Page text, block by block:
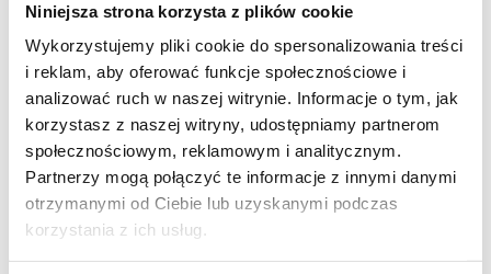
Niniejsza strona korzysta z plików cookie
Wykorzystujemy pliki cookie do spersonalizowania treści
i reklam, aby oferować funkcje społecznościowe i
analizować ruch w naszej witrynie. Informacje o tym, jak
korzystasz z naszej witryny, udostępniamy partnerom
społecznościowym, reklamowym i analitycznym.
Partnerzy mogą połączyć te informacje z innymi danymi
otrzymanymi od Ciebie lub uzyskanymi podczas
korzystania z ich usług.
Capitol by Night
Dla dzieci i młodzieży
TANI PONIEDZIAŁEK
Spektakle z dancingiem
SPEKTAKLE Z POTAŃCÓWKĄ
SPEKTAKLE Z RETRO IMPREZKĄ
SPEKTAKLE Z WAKACYJNĄ POTAŃCÓWKĄ
Wyjazdy
Kontakt
O nas
Teatr Capitol